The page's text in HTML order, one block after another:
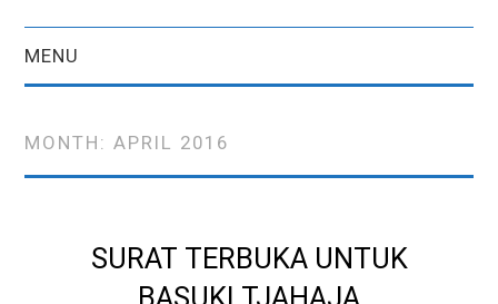
MENU
GALERI FOTO BAPAK
MONTH:APRIL 2016
SURAT TERBUKA UNTUK
BASUKI TJAHAJA